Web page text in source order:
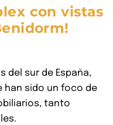
con vistas
del sur de España,
han sido un foco de
tanto